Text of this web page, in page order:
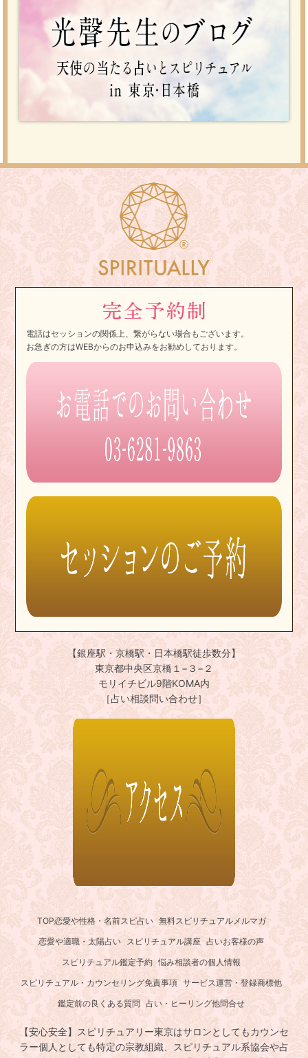
電話はセッションの関係上、繋がらない場合もございます。
お急ぎの方はWEBからのお申込みをお勧めしております。
【銀座駅・京橋駅・日本橋駅徒歩数分】
東京都中央区京橋１−３−２
モリイチビル9階KOMA内
［占い相談問い合わせ］
TOP恋愛や性格・名前スピ占い 無料スピリチュアルメルマガ
恋愛や適職・太陽占い
スピリチュアル講座 占いお客様の声
スピリチュアル鑑定予約 悩み相談者の個人情報
スピリチュアル・カウンセリング免責事項 サービス運営・登録商標他
鑑定前の良くある質問 占い・ヒーリング他問合せ
【安心安全】スピリチュアリー東京はサロンとしてもカウンセ
ラー個人としても特定の宗教組織、スピリチュアル系協会や占